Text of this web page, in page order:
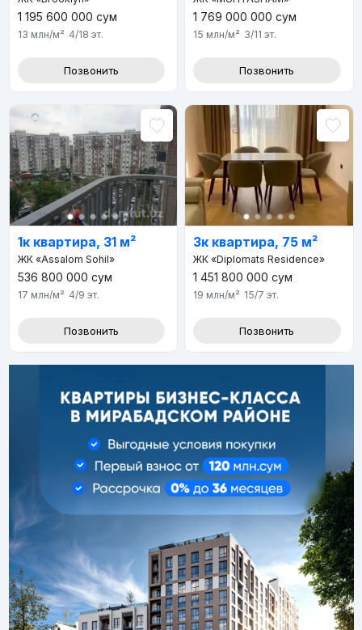
1 195 600 000 сум
13 млн/м² 4/18 эт.
Позвонить
1 769 000 000 сум
15 млн/м² 3/11 эт.
Позвонить
1к квартира, 31 м²
ЖК «Assalom Sohil»
536 800 000 сум
17 млн/м² 4/9 эт.
Позвонить
3к квартира, 75 м²
ЖК «Diplomats Residence»
1 451 800 000 сум
19 млн/м² 15/7 эт.
Позвонить